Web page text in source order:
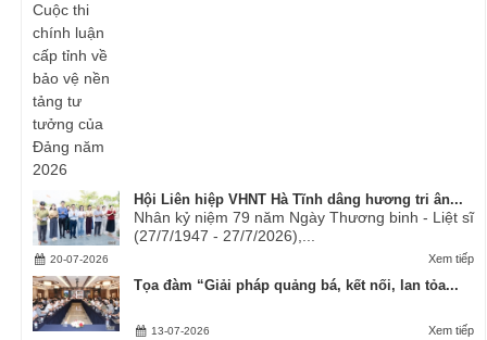
Hội Liên hiệp VHNT Hà Tĩnh dâng hương tri ân...
Nhân kỷ niệm 79 năm Ngày Thương binh - Liệt sĩ
(27/7/1947 - 27/7/2026),...
Xem tiếp
20-07-2026
Tọa đàm “Giải pháp quảng bá, kết nối, lan tỏa...
Xem tiếp
13-07-2026